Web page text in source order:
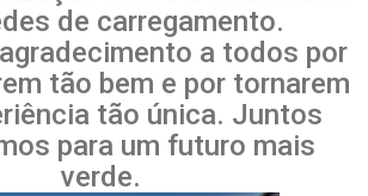
de carregamento.
a todos por
tão bem e por tornarem
tão única. Juntos
para um futuro mais
verde.